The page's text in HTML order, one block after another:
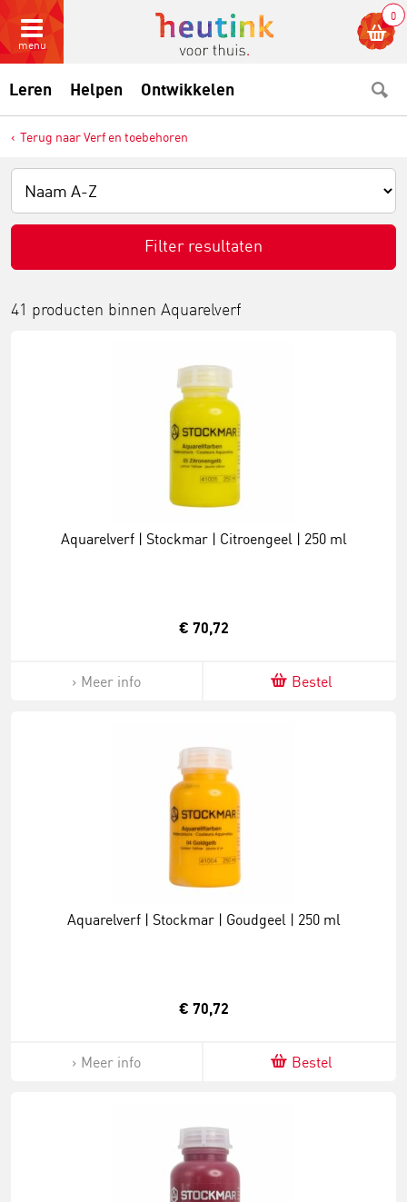
menu
0
Leren Helpen Ontwikkelen
Terug naar Verf en toebehoren
Filter resultaten
41 producten binnen Aquarelverf
Aquarelverf | Stockmar | Citroengeel | 250 ml
€ 70,72
Meer info Bestel
Aquarelverf | Stockmar | Goudgeel | 250 ml
€ 70,72
Meer info Bestel